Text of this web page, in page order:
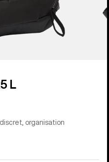
L
organisation